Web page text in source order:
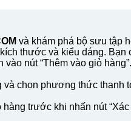
và khám phá bộ sưu tập
thước và kiểu dáng.
nút “Thêm vào giỏ
và chọn phương thức
trước khi nhấn nút